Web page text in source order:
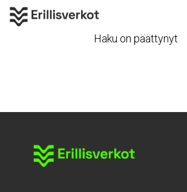
Haku on päättynyt